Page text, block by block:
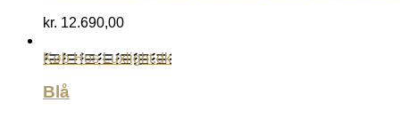
kr. 12.690,00
Køb Hos Luxlight.dk
Blå